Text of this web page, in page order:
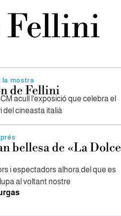
Fellini
la mostra
de Fellini
acull l'exposició que celebra el
del cineasta italià
bellesa de «La Dolce
i espectadors alhora del que es
al voltant nostre